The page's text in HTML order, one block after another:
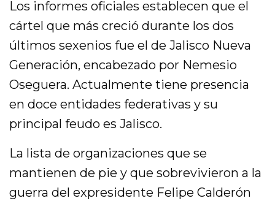
Los informes oficiales establecen que el
cártel que más creció durante los dos
últimos sexenios fue el de Jalisco Nueva
Generación, encabezado por Nemesio
Oseguera. Actualmente tiene presencia
en doce entidades federativas y su
principal feudo es Jalisco.
La lista de organizaciones que se
mantienen de pie y que sobrevivieron a la
guerra del expresidente Felipe Calderón